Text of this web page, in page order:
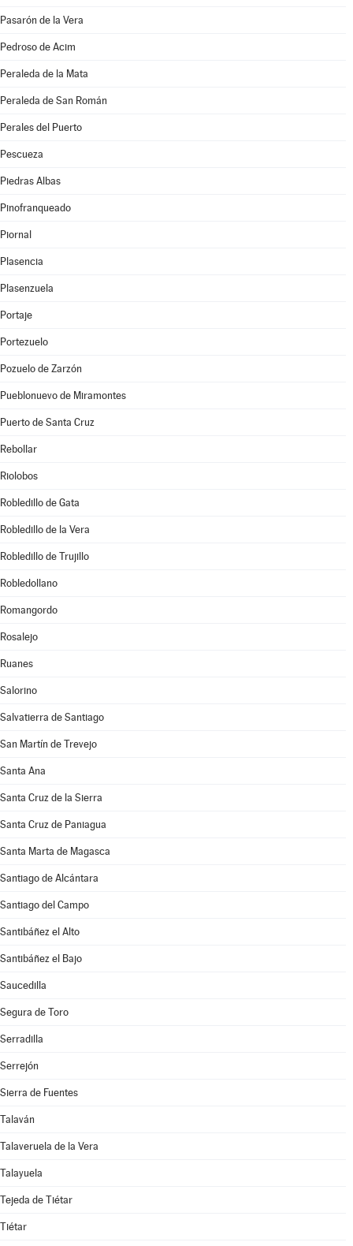
Pasarón de la Vera
Pedroso de Acim
Peraleda de la Mata
Peraleda de San Román
Perales del Puerto
Pescueza
Piedras Albas
Pinofranqueado
Piornal
Plasencia
Plasenzuela
Portaje
Portezuelo
Pozuelo de Zarzón
Pueblonuevo de Miramontes
Puerto de Santa Cruz
Rebollar
Riolobos
Robledillo de Gata
Robledillo de la Vera
Robledillo de Trujillo
Robledollano
Romangordo
Rosalejo
Ruanes
Salorino
Salvatierra de Santiago
San Martín de Trevejo
Santa Ana
Santa Cruz de la Sierra
Santa Cruz de Paniagua
Santa Marta de Magasca
Santiago de Alcántara
Santiago del Campo
Santibáñez el Alto
Santibáñez el Bajo
Saucedilla
Segura de Toro
Serradilla
Serrejón
Sierra de Fuentes
Talaván
Talaveruela de la Vera
Talayuela
Tejeda de Tiétar
Tiétar